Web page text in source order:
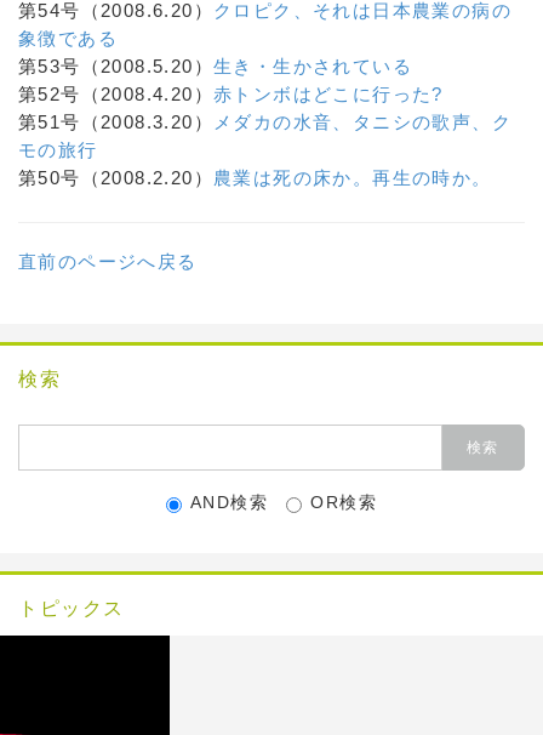
第54号（2008.6.20）
クロピク、それは日本農業の病の
象徴である
第53号（2008.5.20） 生き・生かされている
第52号（2008.4.20） 赤トンボはどこに行った?
第51号（2008.3.20）
メダカの水音、タニシの歌声、ク
モの旅行
第50号（2008.2.20） 農業は死の床か。再生の時か。
直前のページへ戻る
検索
AND検索 OR検索
トピックス